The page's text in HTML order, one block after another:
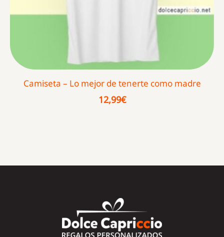
Camiseta – Lo mejor de tenerte como madre
12,99€